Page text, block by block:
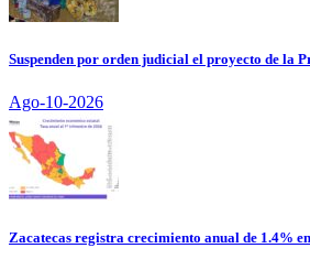
Suspenden por orden judicial el proyecto de la
Ago-10-2026
Zacatecas registra crecimiento anual de 1.4%